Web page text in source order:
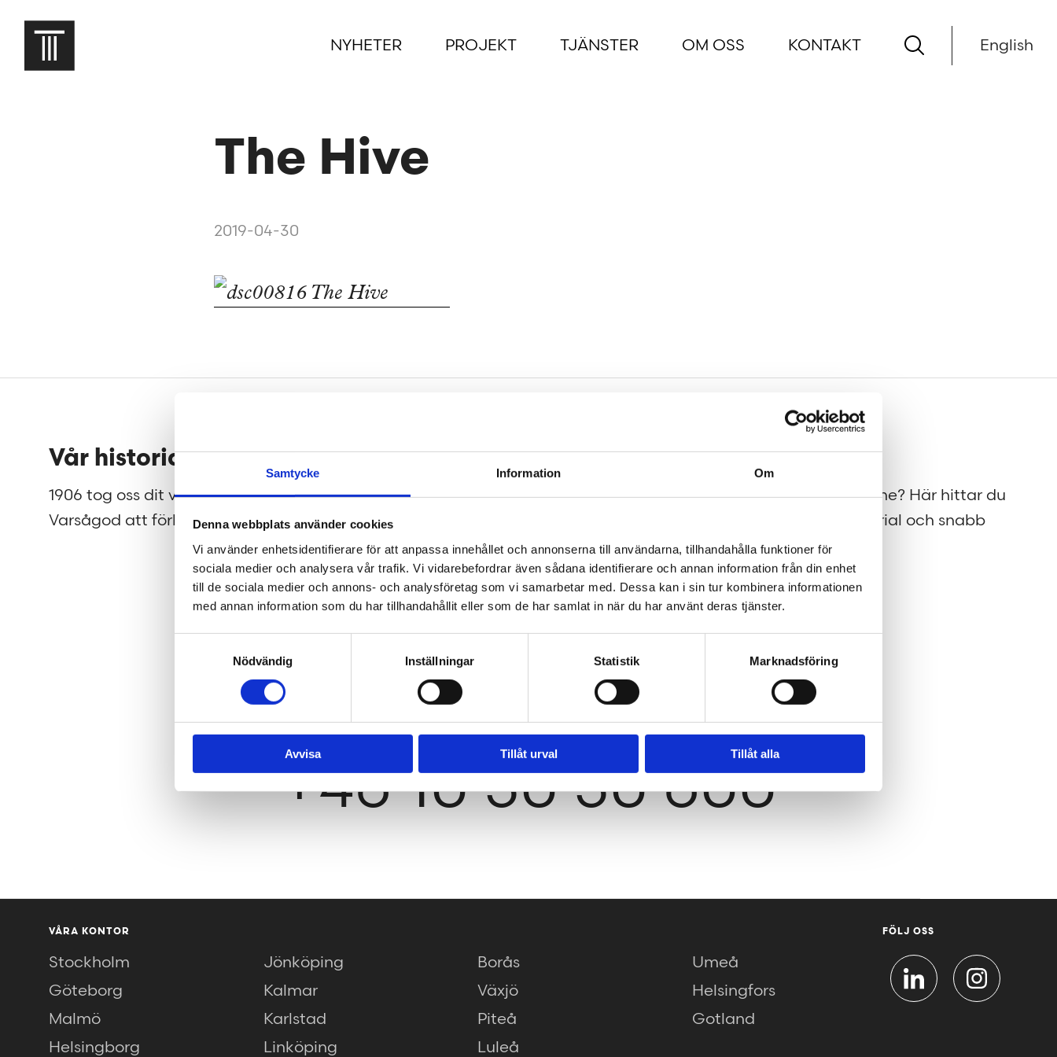
Samtycke Information Om
Denna webbplats använder cookies
Vi använder enhetsidentifierare för att anpassa innehållet och annonserna till användarna, tillhandahålla funktioner för
sociala medier och analysera vår trafik. Vi vidarebefordrar även sådana identifierare och annan information från din enhet
till de sociala medier och annons- och analysföretag som vi samarbetar med. Dessa kan i sin tur kombinera informationen
med annan information som du har tillhandahållit eller som de har samlat in när du har använt deras tjänster.
Nödvändig
Inställningar Statistik Marknadsföring
Avvisa Tillåt urval Tillåt alla
NYHETER PROJEKT TJÄNSTER OM OSS KONTAKT English
The Hive
2019-04-30
Sidfot
Vår historia
1906 tog oss dit vi är idag.
Varsågod att förkovra.
Jobba hos oss
På Tengbom letar vi alltid
efter människor som vill
flytta gränser med oss. Hör
av dig!
Nyhetsbrev
Prenumerera gärna på
Press
Tajt deadline? Här hittar du
pressmaterial och snabb
kontakt.
hej@tengbom.se
+46 10 30 30 600
VÅRA KONTOR
Stockholm
Göteborg
Malmö
Helsingborg
Jönköping
Kalmar
Karlstad
Linköping
Borås
Växjö
Piteå
Luleå
Umeå
Helsingfors
Gotland
FÖLJ OSS